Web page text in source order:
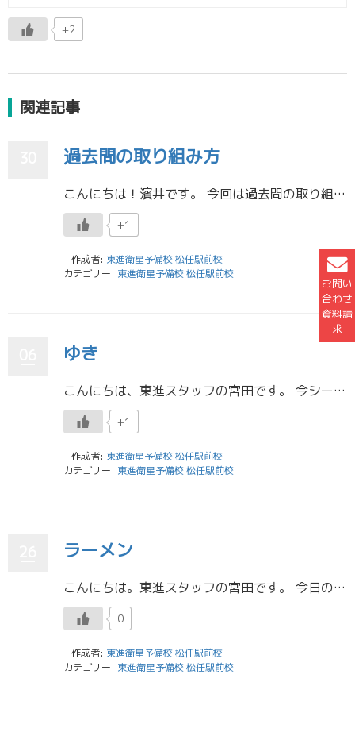
お問い
合わせ
資料請
求
+2
関連記事
過去問の取り組み方
こんにちは！濱井です。 今回は過去問の取り組み方についてお話しします。 みなさんはどのように過去問に取り組んでいますか？ 私は過去問は一回だけ解くのではなく、何回も繰り返して解くことが合格への道だと思います。 はじめに分 […]
+1
作成者: 東進衛星予備校 松任駅前校
カテゴリー: 東進衛星予備校 松任駅前校
ゆき
こんにちは、東進スタッフの宮田です。 今シーズンは雪がなかなか降りませんね。 今日まで長野に帰省していたのですが、向こうも雪は全然なかったです。 年末に行った岐阜の高山あたりは雪がすごかったです。 雪の量がすごすぎて1シ […]
+1
作成者: 東進衛星予備校 松任駅前校
カテゴリー: 東進衛星予備校 松任駅前校
ラーメン
こんにちは。東進スタッフの宮田です。 今日のお昼に次郎系のラーメン屋さんに行ってきました。野菜増し増しで注文したら日本昔話で見るような量の野菜が盛られていました。なんとか全部食べきることができましたが、しばらくラーメンは […]
0
作成者: 東進衛星予備校 松任駅前校
カテゴリー: 東進衛星予備校 松任駅前校